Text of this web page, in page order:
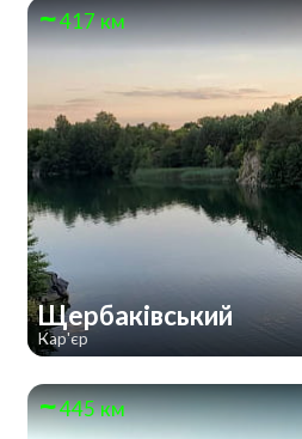
417 км
Щербаківський
Кар'єр
445 км